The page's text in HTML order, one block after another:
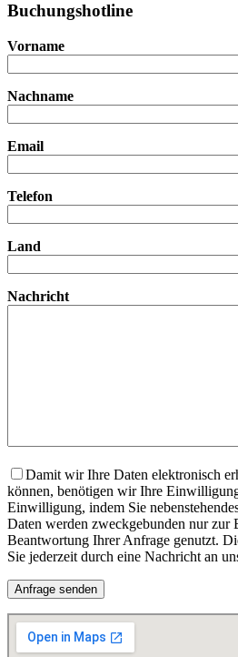
Buchungshotline
Vorname
Nachname
Email
Telefon
Land
Nachricht
Damit wir Ihre Daten elektronisch
können, benötigen wir Ihre
Einwilligung, indem Sie
Daten werden zweckgebunden nur zur
Beantwortung Ihrer Anfrage genutzt.
Sie jederzeit durch eine Nachricht an